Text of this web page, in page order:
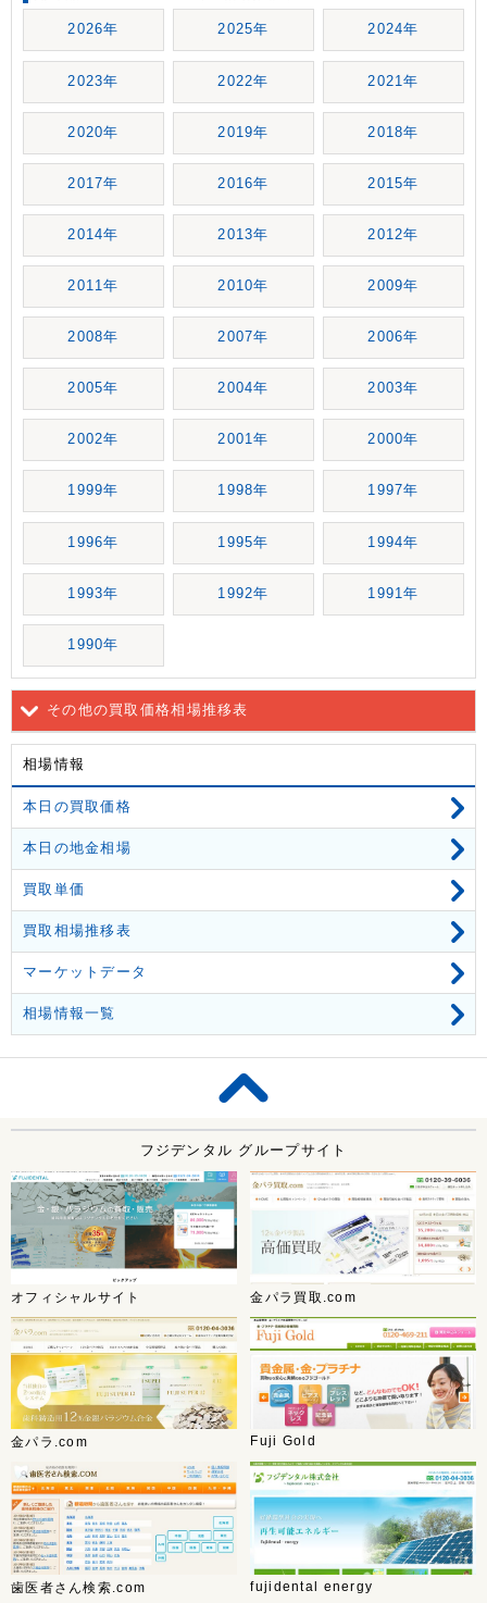
2026年 2025年 2024年
2023年 2022年 2021年
2020年 2019年 2018年
2017年 2016年 2015年
2014年 2013年 2012年
2011年 2010年 2009年
2008年 2007年 2006年
2005年 2004年 2003年
2002年 2001年 2000年
1999年 1998年 1997年
1996年 1995年 1994年
1993年 1992年 1991年
1990年
その他の買取価格相場推移表
相場情報
本日の買取価格
本日の地金相場
買取単価
買取相場推移表
マーケットデータ
相場情報一覧
フジデンタル グループサイト
オフィシャルサイト 金パラ買取.com
金パラ.com Fuji Gold
歯医者さん検索.com fujidental energy